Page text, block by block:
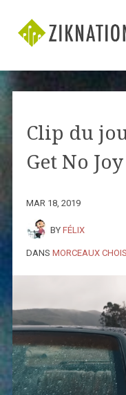
Clip du
Get No Joy
MAR 18, 2019
BY FÉLIX
DANS MORCEAUX